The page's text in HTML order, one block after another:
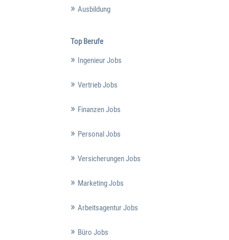
Ausbildung
Top Berufe
Ingenieur Jobs
Vertrieb Jobs
Finanzen Jobs
Personal Jobs
Versicherungen Jobs
Marketing Jobs
Arbeitsagentur Jobs
Büro Jobs